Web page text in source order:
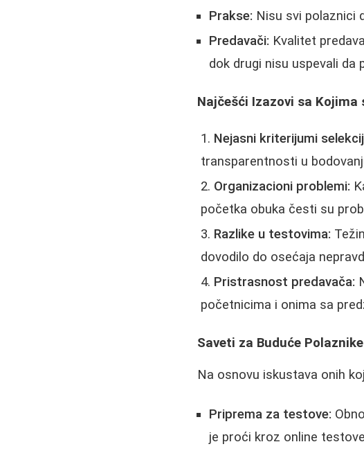
Prakse: Nisu svi polaznici
Predavači: Kvalitet
dok drugi nisu uspevali da
Najčešći Izazovi sa Kojima
Nejasni kriterijumi
transparentnosti u
Organizacioni problemi:
početka obuka česti su
Razlike u testovima:
dovodilo do osećaja
Pristrasnost predavača:
početnicima i onima sa
Saveti za Buduće Polaznike
Na osnovu iskustava onih
Priprema za testove:
je proći kroz online